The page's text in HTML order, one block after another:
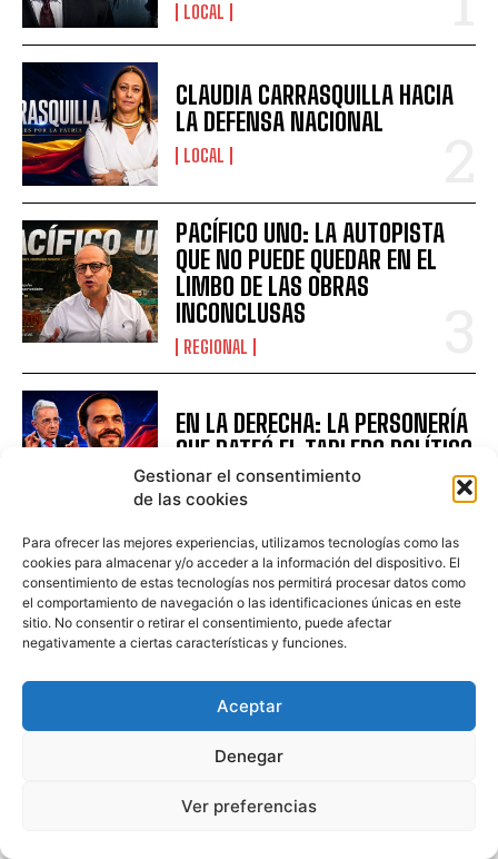
Gestionar el consentimiento
de las cookies
Para ofrecer las mejores experiencias, utilizamos tecnologías como las
cookies para almacenar y/o acceder a la información del dispositivo. El
consentimiento de estas tecnologías nos permitirá procesar datos como
el comportamiento de navegación o las identificaciones únicas en este
sitio. No consentir o retirar el consentimiento, puede afectar
negativamente a ciertas características y funciones.
Aceptar
Denegar
Ver preferencias
LOCAL
CLAUDIA CARRASQUILLA HACIA
LA DEFENSA NACIONAL
LOCAL
PACÍFICO UNO: LA AUTOPISTA
QUE NO PUEDE QUEDAR EN EL
LIMBO DE LAS OBRAS
INCONCLUSAS
REGIONAL
EN LA DERECHA: LA PERSONERÍA
QUE PATEÓ EL TABLERO POLÍTICO
REGIONAL
LA CARGA DE LA PRUEBA: EL
ESCÁNDALO DE RAFAEL POVEDA
LOCAL
NOTICIAS RELACIONADAS
CESÓ LA HORRIBLE NOCHE, TERMINÓ EL GOBIERNO